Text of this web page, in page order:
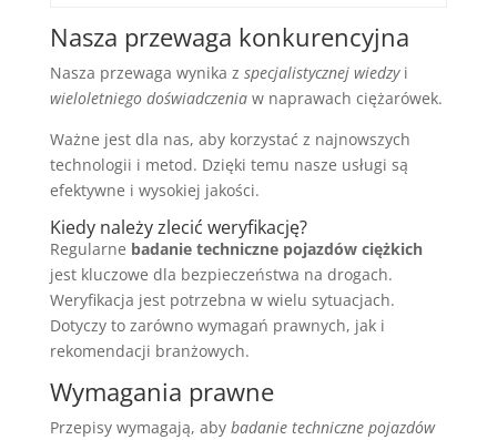
Nasza przewaga konkurencyjna
Nasza przewaga wynika z specjalistycznej wiedzyi
wieloletniego doświadczeniaw naprawach ciężarówek.
Ważne jest dla nas, aby korzystać z najnowszych
technologii i metod. Dzięki temu nasze usługi są
efektywne i wysokiej jakości.
Kiedy należy zlecić weryfikację?
Regularne badanie techniczne pojazdów ciężkich
jest kluczowe dla bezpieczeństwa na drogach.
Weryfikacja jest potrzebna w wielu sytuacjach.
Dotyczy to zarówno wymagań prawnych, jak i
rekomendacji branżowych.
Wymagania prawne
Przepisy wymagają, aby badanie techniczne pojazdów